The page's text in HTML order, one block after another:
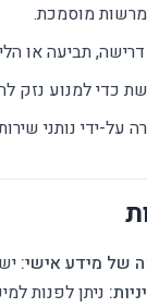
מוסמכת.
תביעה או
כדי למנוע נזק
ידי נותני
של מידע אישי:
ניתן לפנות